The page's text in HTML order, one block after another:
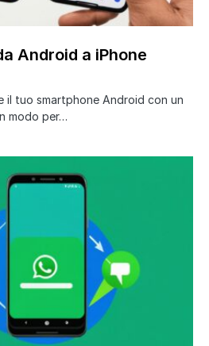
Android a iPhone
il tuo smartphone Android con un
modo per…